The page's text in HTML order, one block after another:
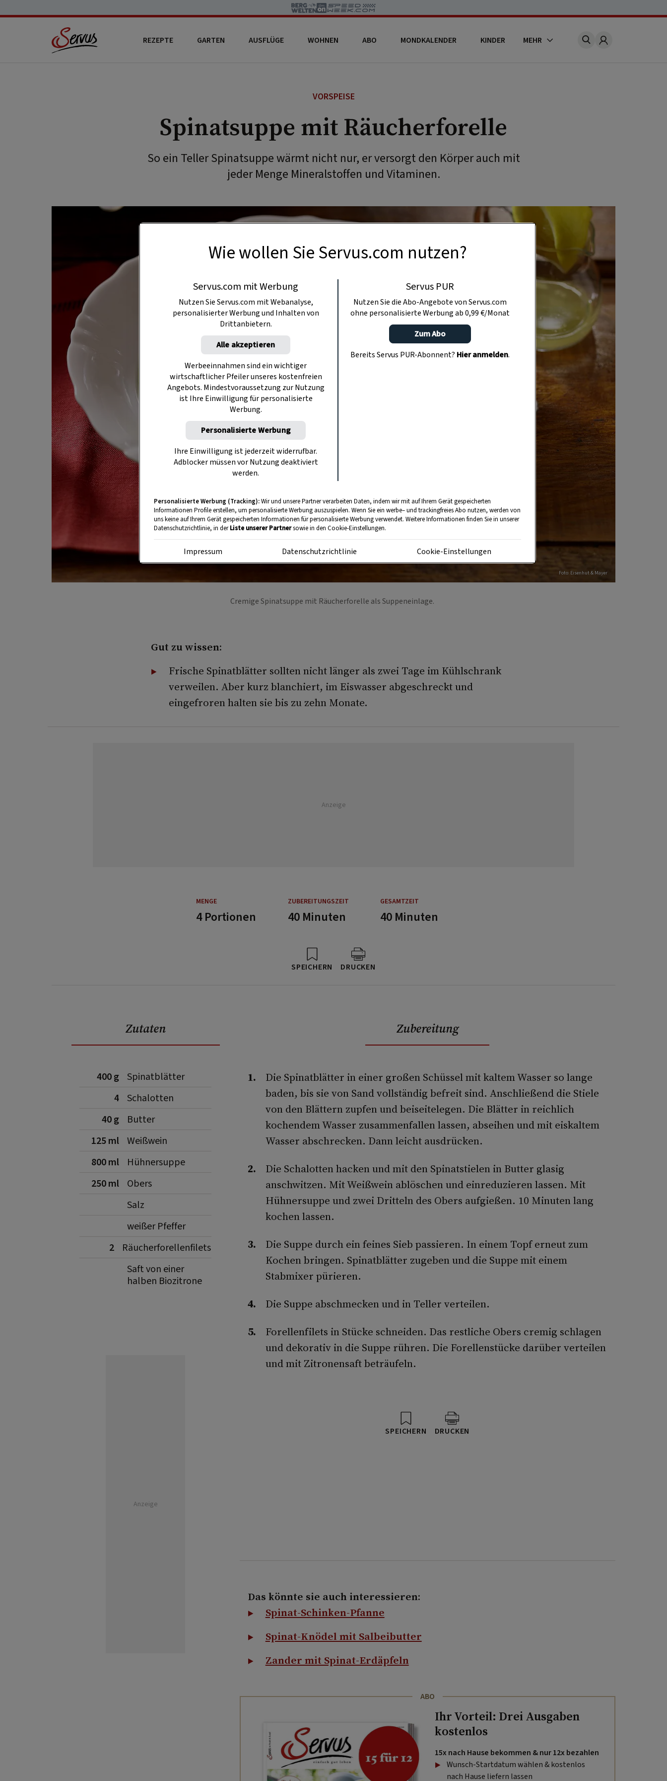
REZEPTE GARTEN AUSFLÜGE WOHNEN ABO MONDKALENDER KINDER MEHR Account
VORSPEISE
Spinatsuppe mit Räucherforelle
So ein Teller Spinatsuppe wärmt nicht nur, er versorgt den Körper auch mit
jeder Menge Mineralstoffen und Vitaminen.
Foto: Eisenhut & Mayer
Cremige Spinatsuppe mit Räucherforelle als Suppeneinlage.
Gut zu wissen:
Frische Spinatblätter sollten nicht länger als zwei Tage im Kühlschrank
verweilen. Aber kurz blanchiert, im Eiswasser abgeschreckt und
eingefroren halten sie bis zu zehn Monate.
Anzeige
MENGE ZUBEREITUNGSZEIT GESAMTZEIT
4 Portionen 40 Minuten 40 Minuten
SPEICHERN DRUCKEN
Zutaten
400 g Spinatblätter
4 Schalotten
40 g
Butter
125 ml Weißwein
800 ml
Hühnersuppe
250 ml
Obers
Salz
weißer Pfeffer
2
Räucherforellenfilets
Saft von einer
halben Biozitrone
Anzeige
Zubereitung
Die Spinatblätter in einer großen Schüssel mit kaltem Wasser so lange
baden, bis sie von Sand vollständig befreit sind. Anschließend die Stiele
von den Blättern zupfen und beiseitelegen. Die Blätter in reichlich
kochendem Wasser zusammenfallen lassen, abseihen und mit eiskaltem
Wasser abschrecken. Dann leicht ausdrücken.
Die Schalotten hacken und mit den Spinatstielen in Butter glasig
anschwitzen. Mit Weißwein ablöschen und einreduzieren lassen. Mit
Hühnersuppe und zwei Dritteln des Obers aufgießen. 10 Minuten lang
kochen lassen.
Die Suppe durch ein feines Sieb passieren. In einem Topf erneut zum
Kochen bringen. Spinatblätter zugeben und die Suppe mit einem
Stabmixer pürieren.
Die Suppe abschmecken und in Teller verteilen.
Forellenfilets in Stücke schneiden. Das restliche Obers cremig schlagen
und dekorativ in die Suppe rühren. Die Forellenstücke darüber verteilen
und mit Zitronensaft beträufeln.
SPEICHERN DRUCKEN
Das könnte sie auch interessieren:
Spinat-Schinken-Pfanne
Spinat-Knödel mit Salbeibutter
Zander mit Spinat-Erdäpfeln
ABO
Ihr Vorteil: Drei Ausgaben
kostenlos
15x nach Hause bekommen & nur 12x bezahlen
Wunsch-Startdatum wählen & kostenlos
nach Hause liefern lassen
Wie wollen Sie Servus.com nutzen?
Servus.com mit Werbung
Nutzen Sie Servus.com mit Webanalyse,
personalisierter Werbung und Inhalten von
Drittanbietern.
Alle akzeptieren
Werbeeinnahmen sind ein wichtiger
wirtschaftlicher Pfeiler unseres kostenfreien
Angebots. Mindestvoraussetzung zur Nutzung
ist Ihre Einwilligung für personalisierte
Werbung.
Personalisierte Werbung
Ihre Einwilligung ist jederzeit widerrufbar.
Adblocker müssen vor Nutzung deaktiviert
werden.
Servus PUR
Nutzen Sie die Abo-Angebote von Servus.com
ohne personalisierte Werbung ab 0,99 €/Monat
Zum Abo
Bereits Servus PUR-Abonnent? Hier anmelden.
Personalisierte Werbung (Tracking):Wir und unsere Partner verarbeiten Daten, indem wir mit auf Ihrem Gerät gespeicherten
Informationen Profile erstellen, um personalisierte Werbung auszuspielen. Wenn Sie ein werbe– und trackingfreies Abo nutzen, werden von
uns keine auf Ihrem Gerät gespeicherten Informationen für personalisierte Werbung verwendet. Weitere Informationen finden Sie in unserer
Datenschutzrichtlinie, in derListe unserer Partnersowie in den Cookie-Einstellungen.
Impressum Datenschutzrichtlinie Cookie-Einstellungen